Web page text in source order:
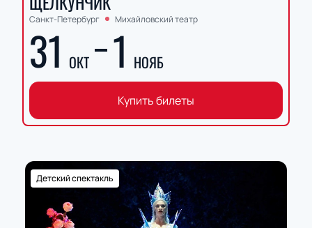
Санкт-Петербург Михайловский театр
31 ОКТ 1 НОЯБ
Купить билеты
Детский спектакль